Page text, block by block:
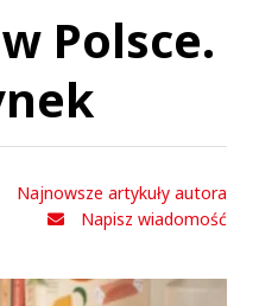
Polsce.
Najnowsze artykuły autora
Napisz wiadomość